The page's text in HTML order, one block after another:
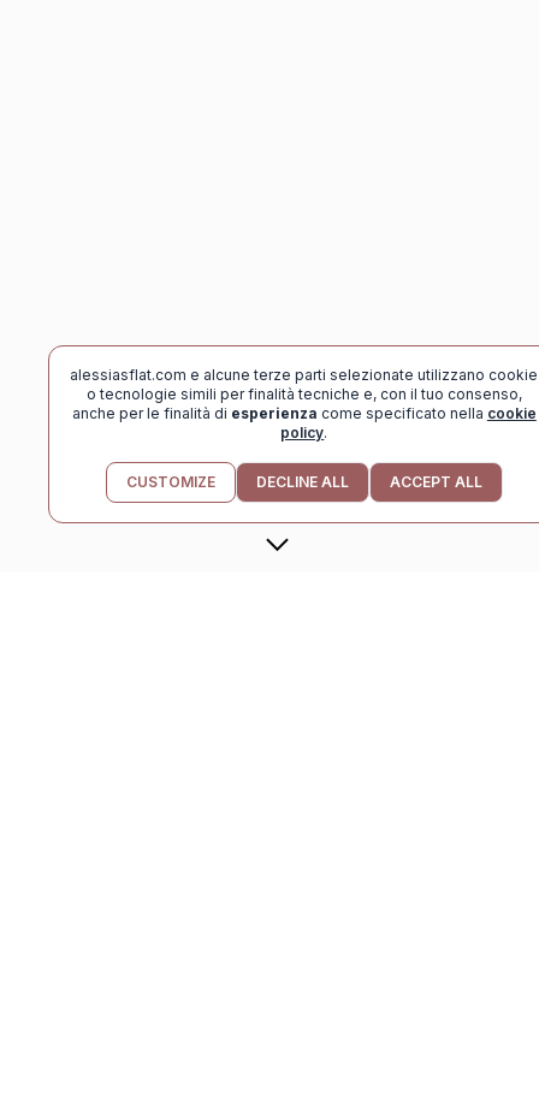
scoll
down
alessiasflat.com e alcune terze parti selezionate utilizzano cookie
o tecnologie simili per finalità tecniche e, con il tuo consenso,
anche per le finalità di esperienza come specificato nella cookie
policy.
CUSTOMIZE DECLINE ALL ACCEPT ALL